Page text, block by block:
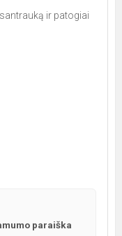
ir patogiai
paraiška